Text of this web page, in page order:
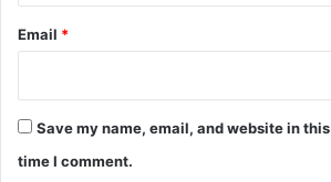
Email *
Save my name, email, and website in
time I comment.